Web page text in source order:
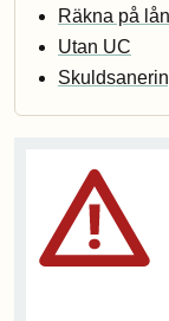
Räkna på lån
Utan UC